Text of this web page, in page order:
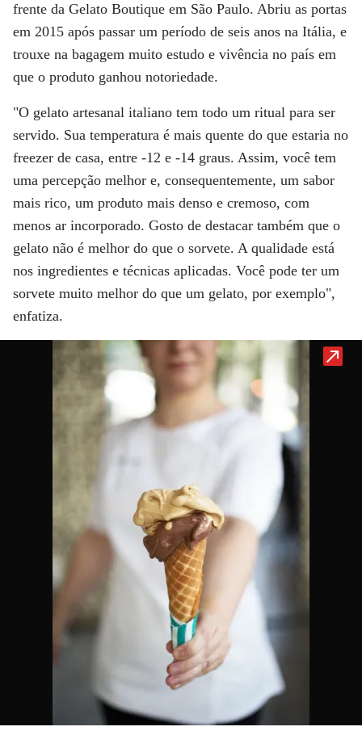
frente da Gelato Boutique em São Paulo. Abriu as portas
em 2015 após passar um período de seis anos na Itália, e
trouxe na bagagem muito estudo e vivência no país em
que o produto ganhou notoriedade.
"O gelato artesanal italiano tem todo um ritual para ser
servido. Sua temperatura é mais quente do que estaria no
freezer de casa, entre -12 e -14 graus. Assim, você tem
uma percepção melhor e, consequentemente, um sabor
mais rico, um produto mais denso e cremoso, com
menos ar incorporado. Gosto de destacar também que o
gelato não é melhor do que o sorvete. A qualidade está
nos ingredientes e técnicas aplicadas. Você pode ter um
sorvete muito melhor do que um gelato, por exemplo",
enfatiza.